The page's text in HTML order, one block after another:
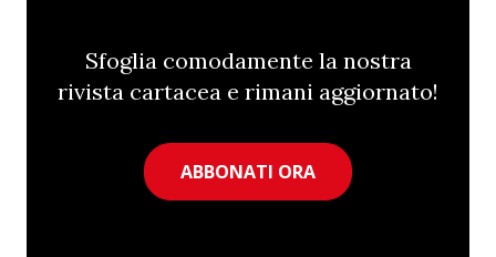
Sfoglia comodamente la nostra
rivista cartacea e rimani aggiornato!
ABBONATI ORA